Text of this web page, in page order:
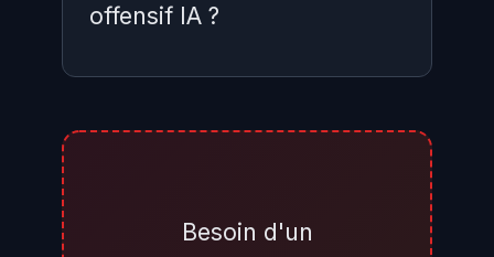
offensif IA ?
logique d'authentification,
Besoin d'un